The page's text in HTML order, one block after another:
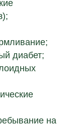
диабет;
на